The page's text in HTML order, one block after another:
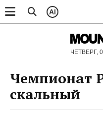
AI
ЧЕТВЕРГ,
Чемпионат
скальный